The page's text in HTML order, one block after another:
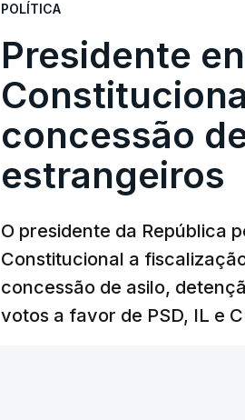
POLÍTICA
Presidente
concessão
estrangeiros
O presidente da República
Constitucional a
concessão de asilo,
votos a favor de PSD, IL e